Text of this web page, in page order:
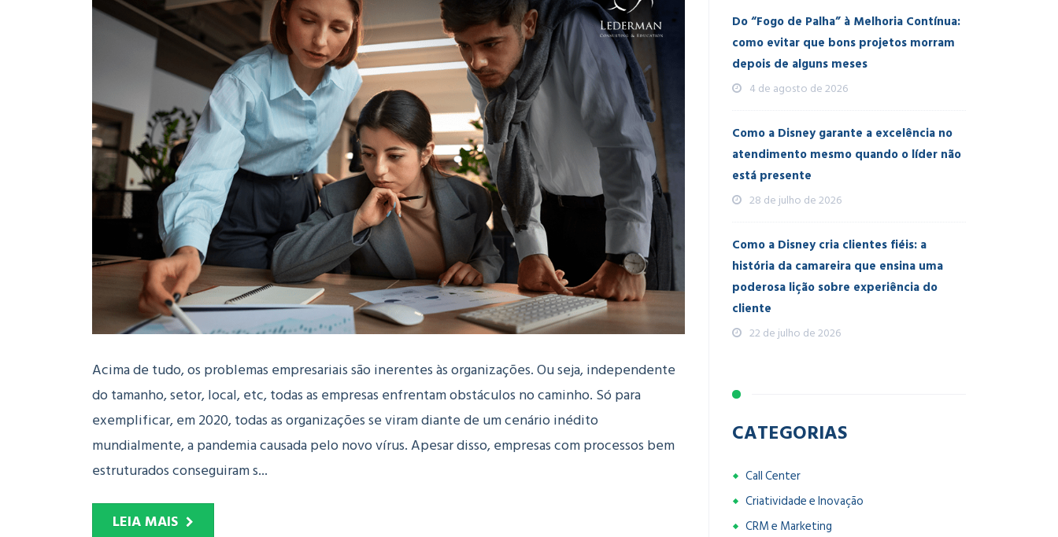
Acima de tudo, os problemas empresariais são inerentes às organizações. Ou seja, independente
do tamanho, setor, local, etc, todas as empresas enfrentam obstáculos no caminho. Só para
exemplificar, em 2020, todas as organizações se viram diante de um cenário inédito
mundialmente, a pandemia causada pelo novo vírus. Apesar disso, empresas com processos bem
estruturados conseguiram s...
LEIA MAIS
Do “Fogo de Palha” à Melhoria Contínua:
como evitar que bons projetos morram
depois de alguns meses
4 de agosto de 2026
Como a Disney garante a excelência no
atendimento mesmo quando o líder não
está presente
28 de julho de 2026
Como a Disney cria clientes fiéis: a
história da camareira que ensina uma
poderosa lição sobre experiência do
cliente
22 de julho de 2026
CATEGORIAS
Call Center
Criatividade e Inovação
CRM e Marketing